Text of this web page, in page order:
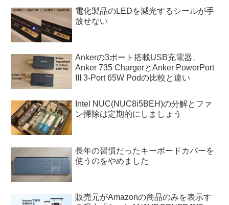
電化製品のLEDを減光するシールが手
放せない
Ankerの3ポート搭載USB充電器、
Anker 735 ChargerとAnker PowerPort
III 3-Port 65W Podの比較と違い
Intel NUC(NUC8i5BEH)の分解とファ
ン掃除は定期的にしましょう
長年の習慣だったキーボードカバーを
使うのをやめました
販売元がAmazonの商品のみを表示す